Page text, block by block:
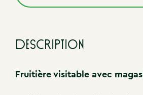
Description
Fruitière visitable avec